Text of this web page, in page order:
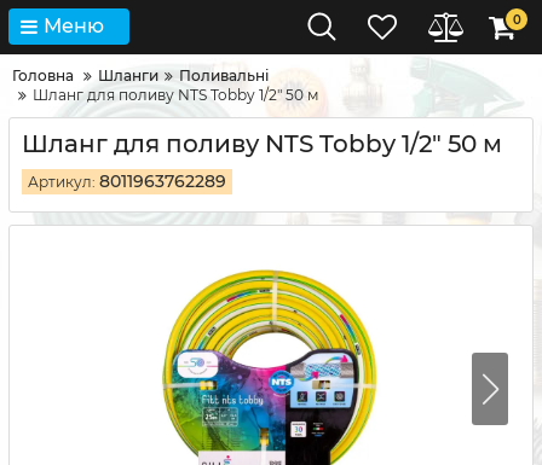
Меню 0
Головна Шланги
Поливальні
Шланг для поливу NTS Tobby 1/2" 50 м
Шланг для поливу NTS Tobby 1/2" 50 м
Артикул: 8011963762289